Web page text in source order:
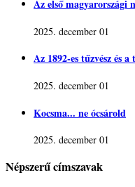
Az első magyarországi
2025. december 01
Az 1892-es tűzvész és
2025. december 01
Kocsma... ne ócsárold
2025. december 01
Népszerű címszavak